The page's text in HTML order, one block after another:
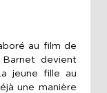
au film de
devient
jeune fille au
une manière